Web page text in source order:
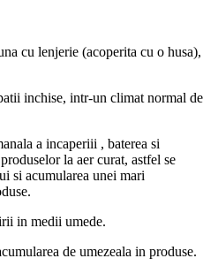
cu lenjerie (acoperita cu o husa),
inchise, intr-un climat normal de
a incaperiii , baterea si
la aer curat, astfel se
si acumularea unei mari
in medii umede.
de umezeala in produse.